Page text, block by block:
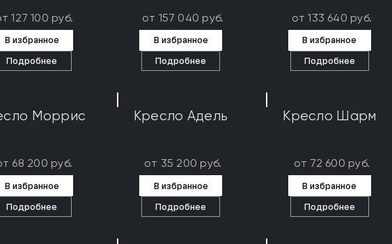
127 100 руб.
В избранное
Подробнее
от 157 040 руб.
В избранное
Подробнее
от 133 640 руб.
В избранное
Подробнее
Моррис
68 200 руб.
В избранное
Подробнее
Кресло Адель
от 35 200 руб.
В избранное
Подробнее
Кресло Шарм
от 72 600 руб.
В избранное
Подробнее